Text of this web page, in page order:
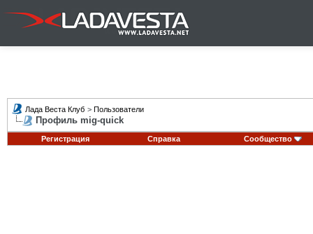
Лада Веста Клуб > Пользователи
Профиль mig-quick
Регистрация Справка Сообщество